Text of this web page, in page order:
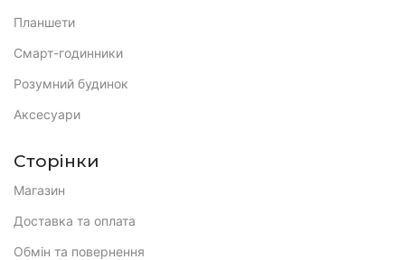
Планшети
Смарт-годинники
Розумний будинок
Аксесуари
Сторінки
Магазин
Доставка та оплата
Обмін та повернення